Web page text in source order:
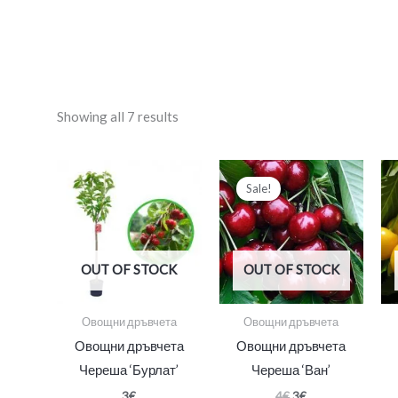
Showing all 7 results
OUT OF STOCK
Овощни дръвчета
Овощни дръвчета
Череша ‘Бурлат’
OUT OF STOCK
Sale!
Овощни дръвчета
Овощни дръвчета
Череша ‘Ван’
Original
price
was:
4€.
Текущата
цена
е:
3€.